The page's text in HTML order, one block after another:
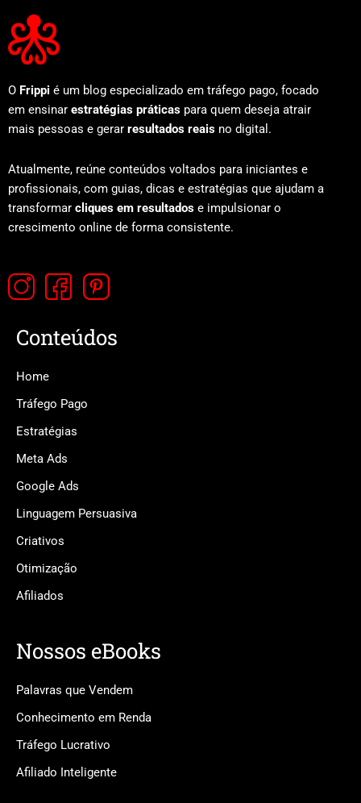
O Frippi é um blog especializado em tráfego pago, focado
em ensinar estratégias práticas para quem deseja atrair
mais pessoas e gerar resultados reais no digital.
Atualmente, reúne conteúdos voltados para iniciantes e
profissionais, com guias, dicas e estratégias que ajudam a
transformar cliques em resultados e impulsionar o
crescimento online de forma consistente.
Conteúdos
Home
Tráfego Pago
Estratégias
Meta Ads
Google Ads
Linguagem Persuasiva
Criativos
Otimização
Afiliados
Nossos eBooks
Palavras que Vendem
Conhecimento em Renda
Tráfego Lucrativo
Afiliado Inteligente